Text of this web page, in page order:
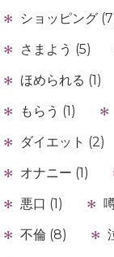
ショッピング
さまよう (5)
ほめられる (1)
もらう (1)
ダイエット (2)
オナニー (1)
悪口 (1)
不倫 (8)